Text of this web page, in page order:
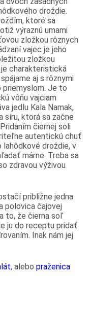
droždie.
ktoré sa
výraznú umami
zložkou rôznych
vajec je jeho
zložkou
charakteristická
aj s rôznymi
priemyslom. Je to
vôňu vajciam
jedlu Kala Namak,
síru, ktorá sa začne
čiernej soli
autentickú chuť
lahôdkové droždie, v
márne. Treba sa
zdravou výživou
približne jedna
polovica čajovej
to, že čierna soľ
ju do receptu pridať
Inak nám jej
, alebo praženica